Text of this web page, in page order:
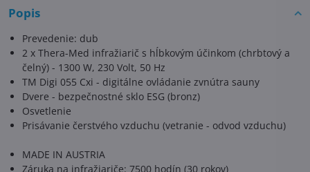
Popis
Prevedenie: dub
2 x Thera-Med infražiarič s hĺbkovým účinkom (chrbtový a
čelný) - 1300 W, 230 Volt, 50 Hz
TM Digi 055 Cxi - digitálne ovládanie zvnútra sauny
Dvere - bezpečnostné sklo ESG (bronz)
Osvetlenie
Prisávanie čerstvého vzduchu (vetranie - odvod vzduchu)
MADE IN AUSTRIA
Záruka na infražiariče: 7500 hodín (30 rokov)